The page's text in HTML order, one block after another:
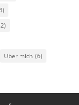
Über mich (6)